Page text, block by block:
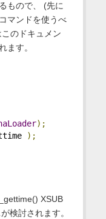
もので、 (先に
マンドを使うべ
のドキュメン
ます。
);
);
XSUB
検討されます。